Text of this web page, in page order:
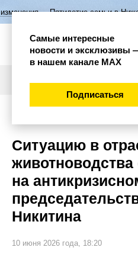
семьи в Нижегородской области
Ситуацию в
на
Никитина
10 июня 2026 года, 18:20
Самые интересные
новости и эксклюзивы
в нашем канале МАХ
Подписаться